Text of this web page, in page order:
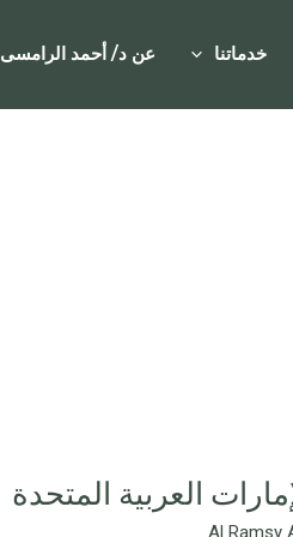
خدماتنا عن د/ أحمد الرامسى
العربية المتحدة
Al Ramsy